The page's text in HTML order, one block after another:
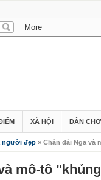
XÃ HỘI DÂN
người đẹp» Chân dài Nga và
mô-tô